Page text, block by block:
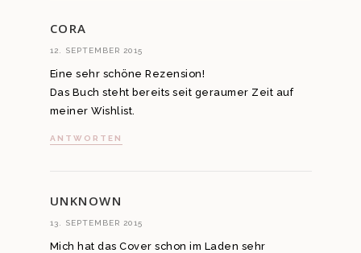
CORA
12. SEPTEMBER 2015
Eine sehr schöne Rezension!
Das Buch steht bereits seit geraumer Zeit auf
meiner Wishlist.
ANTWORTEN
UNKNOWN
13. SEPTEMBER 2015
Mich hat das Cover schon im Laden sehr